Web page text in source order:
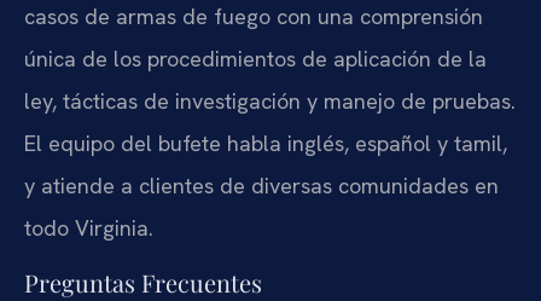
casos de armas de fuego con una comprensión
única de los procedimientos de aplicación de la
ley, tácticas de investigación y manejo de pruebas.
El equipo del bufete habla inglés, español y tamil,
y atiende a clientes de diversas comunidades en
todo Virginia.
Preguntas Frecuentes